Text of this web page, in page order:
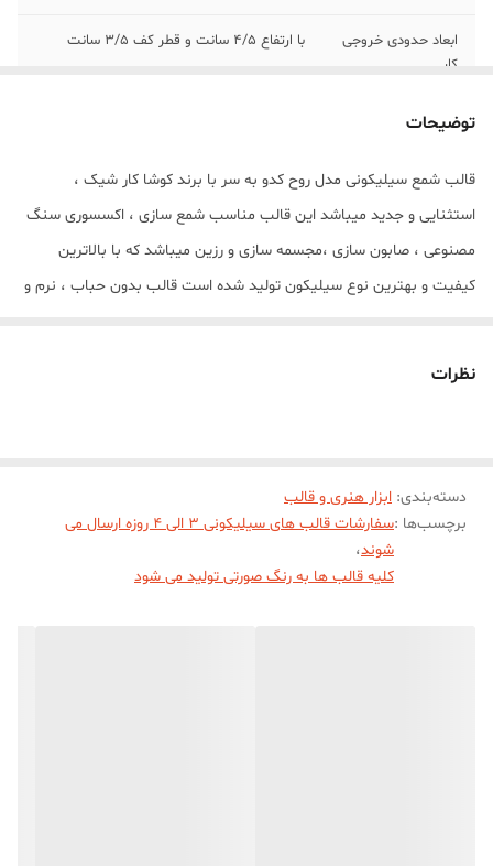
ابعاد حدودی خروجی
کار
با ارتفاع 4/5 سانت و قطر کف 3/5 سانت
توضیحات
قالب شمع سیلیکونی مدل روح کدو به سر با برند کوشا کار شیک ،
استثنایی و جدید میباشد این قالب مناسب شمع سازی ، اکسسوری سنگ
مصنوعی ، صابون سازی ،مجسمه سازی و رزین میباشد که با بالاترین
کیفیت و بهترین نوع سیلیکون تولید شده است قالب بدون حباب ، نرم و
نظرات
دسته‌بندی: ابزار هنری و قالب
برچسب‌ها :
سفارشات قالب های سیلیکونی 3 الی 4 روزه ارسال می
شوند،
کلیه قالب ها به رنگ صورتی تولید می شود